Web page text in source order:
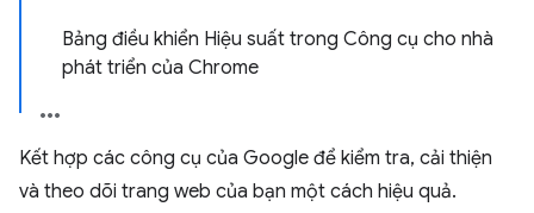
Bảng điều khiển Hiệu suất trong Công cụ cho nhà
phát triển của Chrome
Kết hợp các công cụ của Google để kiểm tra, cải thiện
và theo dõi trang web của bạn một cách hiệu quả.